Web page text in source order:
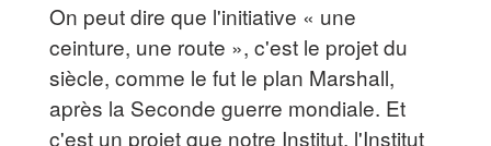
On peut dire que l'initiative « une
ceinture, une route », c'est le projet du
siècle, comme le fut le plan Marshall,
après la Seconde guerre mondiale. Et
c'est un projet que notre Institut, l'Institut